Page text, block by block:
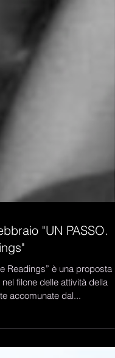
"UN PASSO.
Readings” è una proposta